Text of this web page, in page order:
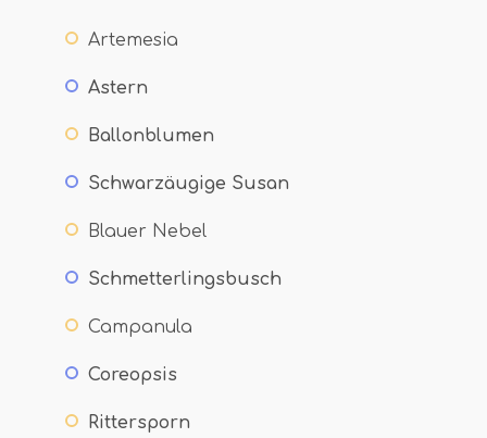
Artemesia
Astern
Ballonblumen
Schwarzäugige Susan
Blauer Nebel
Schmetterlingsbusch
Campanula
Coreopsis
Rittersporn